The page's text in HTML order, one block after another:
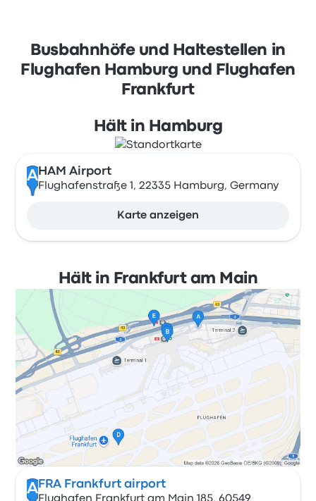
Busbahnhöfe und Haltestellen in
Flughafen Hamburg und Flughafen
Frankfurt
Hält in Hamburg
A HAM Airport
Flughafenstraße 1, 22335 Hamburg, Germany
Karte anzeigen
Hält in Frankfurt am Main
A FRA Frankfurt airport
Flughafen Frankfurt am Main 185, 60549